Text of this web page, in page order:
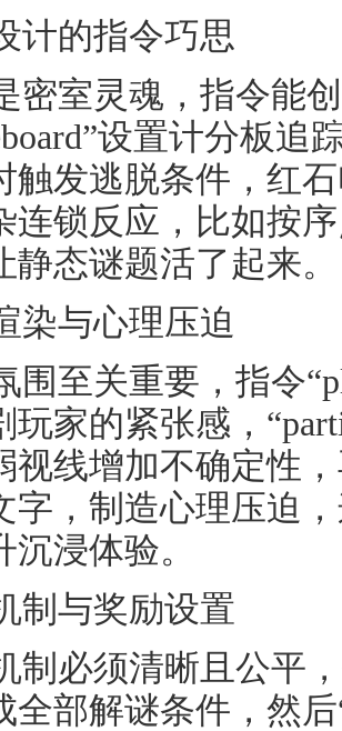
计的指令巧思
密室灵魂，指令能
设置计分板
触发逃脱条件，红
连锁反应，比如按
静态谜题活了起来。
染与心理压迫
围至关重要，指令
玩家的紧张感，
视线增加不确定性
字，制造心理压迫
浸体验。
制与奖励设置
制必须清晰且公平
全部解谜条件，然后